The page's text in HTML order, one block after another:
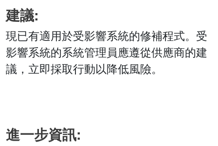
建議:
現已有適用於受影響系統的修補程式。受
影響系統的系統管理員應遵從供應商的建
議，立即採取行動以降低風險。
進一步資訊: